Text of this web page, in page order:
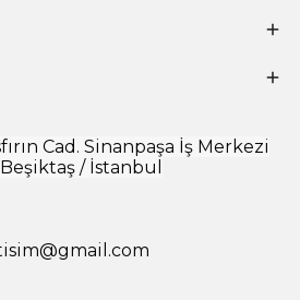
Cad. Sinanpaşa İş Merkezi
/ İstanbul